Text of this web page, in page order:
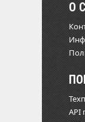
О
API